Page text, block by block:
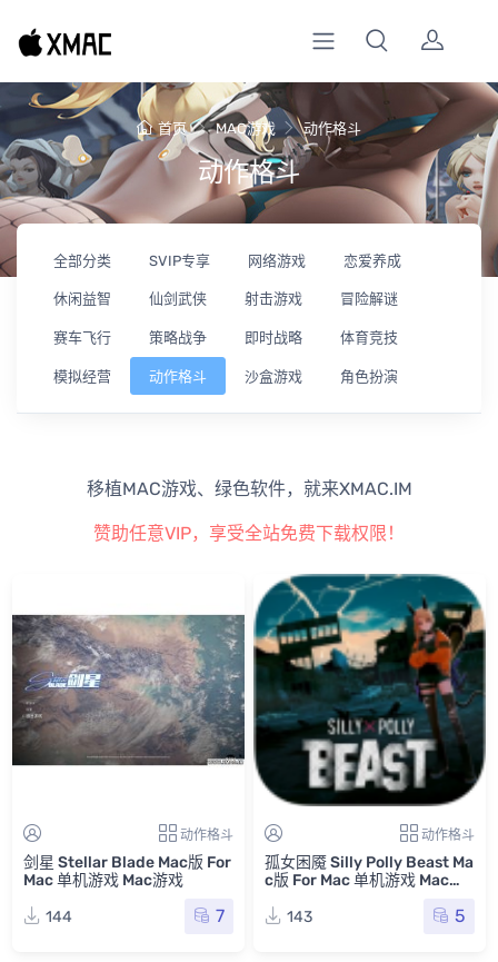
首页 MAC游戏 动作格斗
动作格斗
全部分类 SVIP专享 网络游戏 恋爱养成
休闲益智 仙剑武侠 射击游戏 冒险解谜
赛车飞行 策略战争 即时战略 体育竞技
模拟经营 动作格斗 沙盒游戏 角色扮演
移植MAC游戏、绿色软件，就来XMAC.IM
赞助任意VIP，享受全站免费下载权限！
动作格斗
剑星 Stellar Blade Mac版 For
Mac 单机游戏 Mac游戏
144
7
动作格斗
孤女困魇 Silly Polly Beast Ma
c版 For Mac 单机游戏 Mac游
143
5